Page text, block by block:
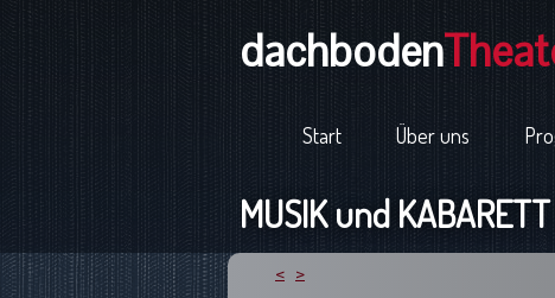
dachboden
Start Über uns
MUSIK und
< >